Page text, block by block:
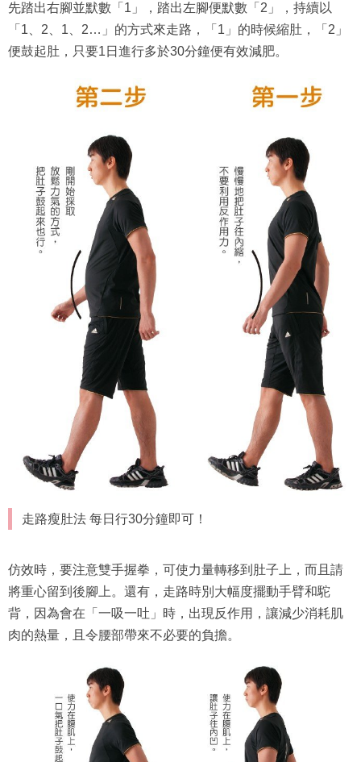
先踏出右腳並默數「1」，踏出左腳便默數「2」，持續以
「1、2、1、2…」的方式來走路，「1」的時候縮肚，「2」
便鼓起肚，只要1日進行多於30分鐘便有效減肥。
走路瘦肚法 每日行30分鐘即可！
仿效時，要注意雙手握拳，可使力量轉移到肚子上，而且請
將重心留到後腳上。還有，走路時別大幅度擺動手臂和駝
背，因為會在「一吸一吐」時，出現反作用，讓減少消耗肌
肉的熱量，且令腰部帶來不必要的負擔。